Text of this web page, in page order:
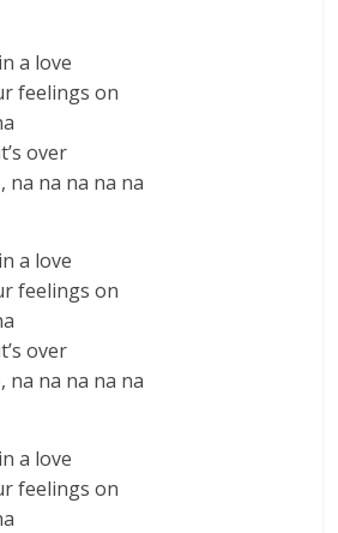
a love
feelings on
over
na na na na na
a love
feelings on
over
na na na na na
a love
feelings on